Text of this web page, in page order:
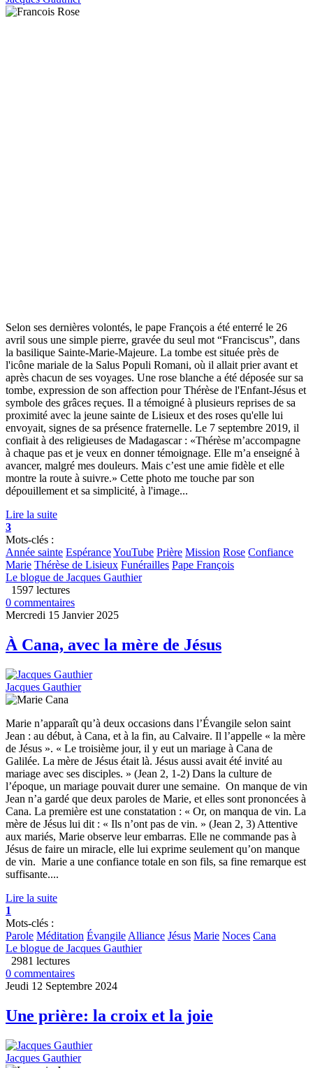
Selon ses dernières volontés, le pape François a été enterré le 26
avril sous une simple pierre, gravée du seul mot “Franciscus”, dans
la basilique Sainte-Marie-Majeure. La tombe est située près de
l'icône mariale de la Salus Populi Romani, où il allait prier avant et
après chacun de ses voyages. Une rose blanche a été déposée sur sa
tombe, expression de son affection pour Thérèse de l'Enfant-Jésus et
symbole des grâces reçues. Il a témoigné à plusieurs reprises de sa
proximité avec la jeune sainte de Lisieux et des roses qu'elle lui
envoyait, signes de sa présence fraternelle. Le 7 septembre 2019, il
confiait à des religieuses de Madagascar : «Thérèse m’accompagne
à chaque pas et je veux en donner témoignage. Elle m’a enseigné à
avancer, malgré mes douleurs. Mais c’est une amie fidèle et elle
montre la route à suivre.» Cette photo me touche par son
dépouillement et sa simplicité, à l'image...
Lire la suite
3
Mots-clés :
Année sainte EspéranceYouTube Prière Mission Rose Confiance
Marie Thérèse de Lisieux Funérailles Pape François
Le blogue de Jacques Gauthier
1597 lectures
0 commentaires
Mercredi 15 Janvier 2025
À Cana, avec la mère de Jésus
Jacques Gauthier
Marie n’apparaît qu’à deux occasions dans l’Évangile selon saint
Jean : au début, à Cana, et à la fin, au Calvaire. Il l’appelle « la mère
de Jésus ». « Le troisième jour, il y eut un mariage à Cana de
Galilée. La mère de Jésus était là. Jésus aussi avait été invité au
mariage avec ses disciples. » (Jean 2, 1-2) Dans la culture de
l’époque, un mariage pouvait durer une semaine. On manque de vin
Jean n’a gardé que deux paroles de Marie, et elles sont prononcées à
Cana. La première est une constatation : « Or, on manqua de vin. La
mère de Jésus lui dit : « Ils n’ont pas de vin. » (Jean 2, 3) Attentive
aux mariés, Marie observe leur embarras. Elle ne commande pas à
Jésus de faire un miracle, elle lui exprime seulement qu’on manque
de vin. Marie a une confiance totale en son fils, sa fine remarque est
suffisante....
Lire la suite
1
Mots-clés :
Parole Méditation Évangile Alliance Jésus Marie Noces Cana
Le blogue de Jacques Gauthier
2981 lectures
0 commentaires
Jeudi 12 Septembre 2024
Une prière: la croix et la joie
Jacques Gauthier